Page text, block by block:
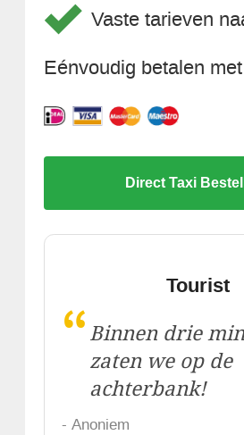
Vaste tarieven
Eénvoudig betalen
Direct Taxi
Tourist
“ Binnen drie
zaten we op de
achterbank!
- Anoniem